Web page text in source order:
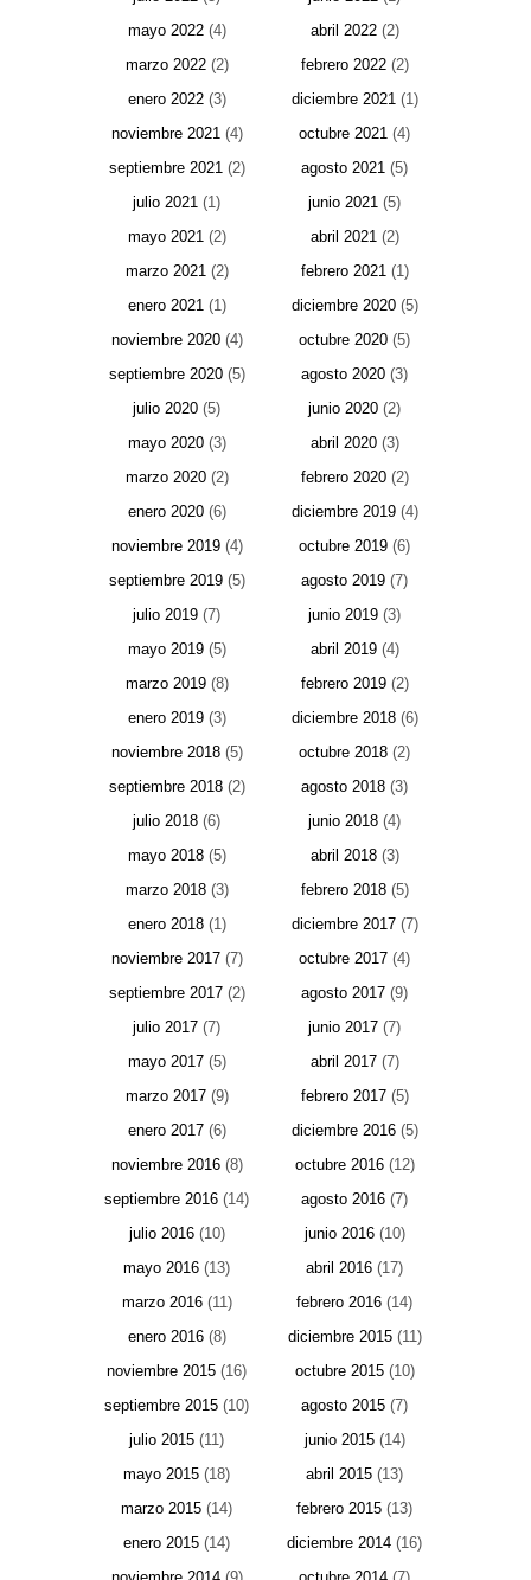
mayo 2022(4) abril 2022(2)
marzo 2022(2) febrero 2022(2)
enero 2022(3) diciembre 2021(1)
noviembre 2021(4) octubre 2021 (4)
septiembre 2021(2) agosto 2021 (5)
julio 2021 (1) junio 2021 (5)
mayo 2021(2) abril 2021(2)
marzo 2021(2) febrero 2021(1)
enero 2021(1) diciembre 2020(5)
noviembre 2020(4) octubre 2020 (5)
septiembre 2020(5) agosto 2020 (3)
julio 2020 (5) junio 2020 (2)
mayo 2020(3) abril 2020(3)
marzo 2020(2) febrero 2020(2)
enero 2020(6) diciembre 2019(4)
noviembre 2019(4) octubre 2019 (6)
septiembre 2019(5) agosto 2019 (7)
julio 2019 (7) junio 2019 (3)
mayo 2019(5) abril 2019(4)
marzo 2019(8) febrero 2019(2)
enero 2019(3) diciembre 2018(6)
noviembre 2018(5) octubre 2018 (2)
septiembre 2018(2) agosto 2018 (3)
julio 2018 (6) junio 2018 (4)
mayo 2018(5) abril 2018(3)
marzo 2018(3) febrero 2018(5)
enero 2018(1) diciembre 2017(7)
noviembre 2017(7) octubre 2017 (4)
septiembre 2017(2) agosto 2017 (9)
julio 2017 (7) junio 2017 (7)
mayo 2017(5) abril 2017(7)
marzo 2017(9) febrero 2017(5)
enero 2017(6) diciembre 2016(5)
noviembre 2016(8) octubre 2016(12)
septiembre 2016 (14) agosto 2016 (7)
julio 2016(10) junio 2016(10)
mayo 2016 (13) abril 2016 (17)
marzo 2016(11) febrero 2016 (14)
enero 2016(8) diciembre 2015(11)
noviembre 2015 (16) octubre 2015(10)
septiembre 2015 (10) agosto 2015 (7)
julio 2015 (11) junio 2015(14)
mayo 2015 (18) abril 2015 (13)
marzo 2015 (14) febrero 2015 (13)
enero 2015 (14) diciembre 2014 (16)